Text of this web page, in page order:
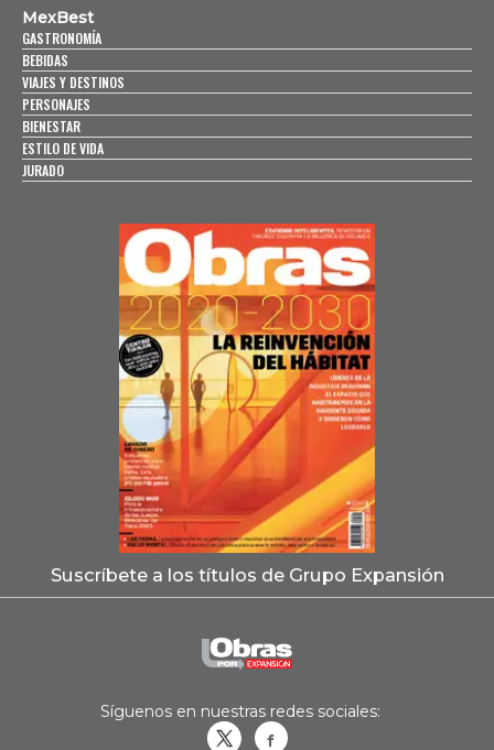
MexBest
GASTRONOMÍA
BEBIDAS
VIAJES Y DESTINOS
PERSONAJES
BIENESTAR
ESTILO DE VIDA
JURADO
Suscríbete a los títulos de Grupo Expansión
Síguenos en nuestras redes sociales: